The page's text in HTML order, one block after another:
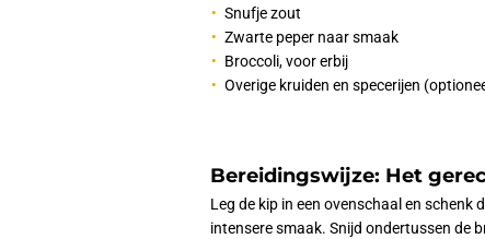
Snufje zout
Zwarte peper naar smaak
Broccoli, voor erbij
Overige kruiden en specerijen
Bereidingswijze: Het
Leg de kip in een ovenschaal en schenk
intensere smaak. Snijd ondertussen de